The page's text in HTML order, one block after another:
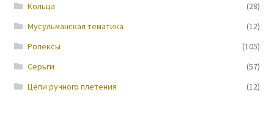
Кольца
(28)
Мусульманская тематика
(12)
Ролексы
(105)
Серьги
(57)
Цепи ручного плетения
(12)